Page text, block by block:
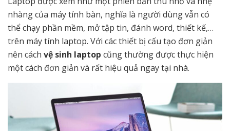
nhàng của máy tính bàn, nghĩa là người dùng vẫn có
thể chạy phần mềm, mở tập tin, đánh word, thiết kế,…
trên máy tính laptop. Với các thiết bị cấu tạo đơn giản
nên cách vệ sinh laptop cũng thường được thực hiện
một cách đơn giản và rất hiệu quả ngay tại nhà.